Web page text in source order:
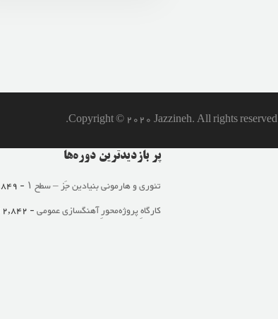
Copyright © 2020 Jazzineh. All rights reserved.
پر بازدید‌ترین دوره‌ها
تئوری و هارمونی بنیادین جَز – سطح ۱
- 2,849 views
کارگاهِ پروژه‌محورِ آهنگسازی عمومی- 2,842 views